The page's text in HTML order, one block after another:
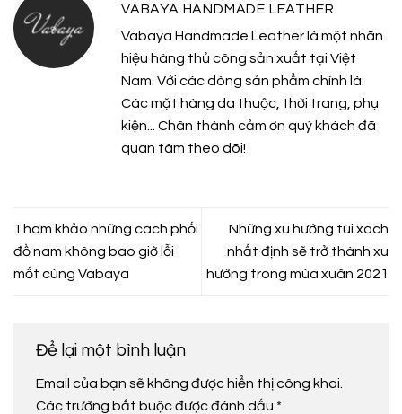
VABAYA HANDMADE LEATHER
Vabaya Handmade Leather là một nhãn
hiệu hàng thủ công sản xuất tại Việt
Nam. Với các dòng sản phẩm chính là:
Các mặt hàng da thuộc, thời trang, phụ
kiện... Chân thành cảm ơn quý khách đã
quan tâm theo dõi!
Tham khảo những cách phối
đồ nam không bao giờ lỗi
mốt cùng Vabaya
Những xu hướng túi xách
nhất định sẽ trở thành xu
hướng trong mùa xuân 2021
Để lại một bình luận
Email của bạn sẽ không được hiển thị công khai.
Các trường bắt buộc được đánh dấu *